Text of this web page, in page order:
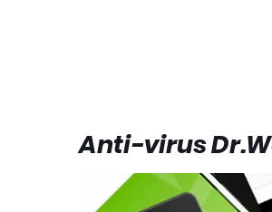
Anti-virus